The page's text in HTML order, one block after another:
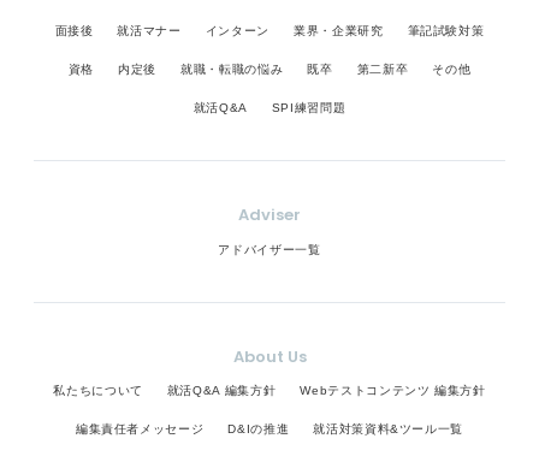
面接後 就活マナー インターン 業界・企業研究 筆記試験対策
資格 内定後 就職・転職の悩み 既卒 第二新卒 その他
就活Q&A SPI練習問題
Adviser
アドバイザー一覧
About Us
私たちについて 就活Q&A 編集方針 Webテストコンテンツ 編集方針
編集責任者メッセージ D&Iの推進 就活対策資料&ツール一覧